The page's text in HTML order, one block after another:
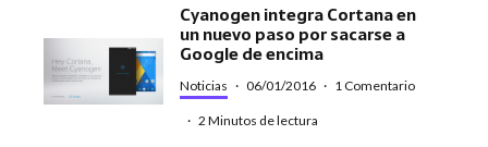
Cyanogen integra Cortana en
un nuevo paso por sacarse a
Google de encima
Noticias · 06/01/2016 · 1 Comentario
· 2 Minutos de lectura